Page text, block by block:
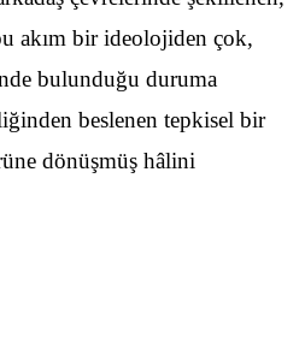
akım bir ideolojiden çok,
bulunduğu duruma
beslenen tepkisel bir
dönüşmüş hâlini